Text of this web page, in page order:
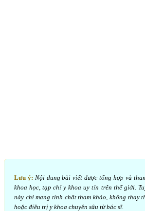
Lưu ý: Nội dung bài viết được tổng hợp và
khoa học, tạp chí y khoa uy tín trên thế giới.
này chỉ mang tính chất tham khảo, không thay
hoặc điều trị y khoa chuyên sâu từ bác sĩ.